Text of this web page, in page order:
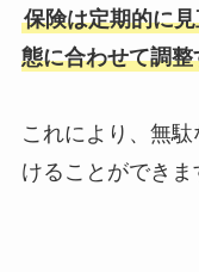
保険は定期的に
態に合わせて調
これにより、無
けることができま